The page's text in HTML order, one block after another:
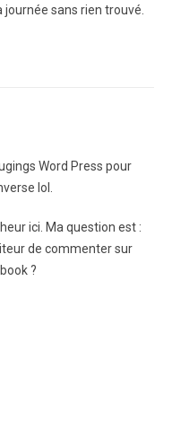
sans rien trouvé.
Word Press pour
lol.
ici. Ma question est :
de commenter sur
?